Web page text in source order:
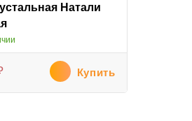
Натали
Купить